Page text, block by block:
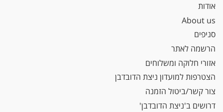
אודות
About us
סניפים
הרשמה לאתר
אזורי חלוקה ומשלוחים
הצטרפות למועדון ניצת הדובדבן
צור קשר/ביטול הזמנה
דרושים ב'ניצת הדובדבן'